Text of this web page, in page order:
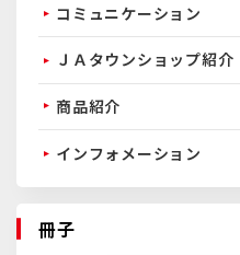
コミュニケーション
ＪＡタウンショップ紹介
商品紹介
インフォメーション
冊子